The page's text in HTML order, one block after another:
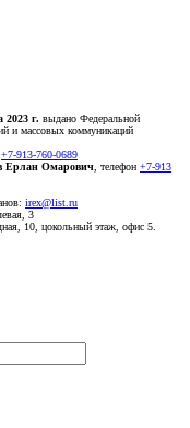
2023 г. выдано Федеральной
и массовых коммуникаций
+7-913-760-0689
Ерлан Омарович , телефон +7-913
irex@list.ru
3
10, цокольный этаж, офис 5.